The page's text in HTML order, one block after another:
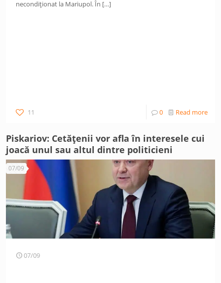
necondiționat la Mariupol. În […]
11 0 Read more
Piskariov: Cetățenii vor afla în interesele cui
joacă unul sau altul dintre politicieni
07/09
07/09